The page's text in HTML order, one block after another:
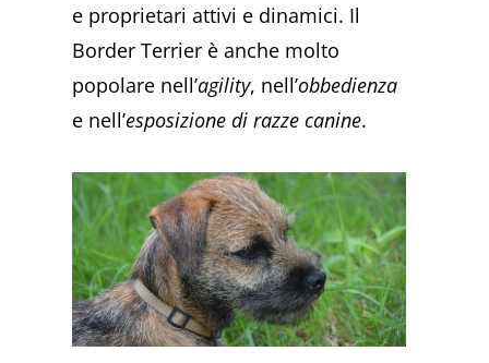
e proprietari attivi e dinamici. Il
Border Terrier è anche molto
popolare nell’agility, nell’obbedienza
e nell’esposizione di razze canine.